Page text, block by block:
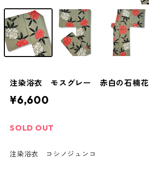
注染浴衣 モスグレー 赤白の石楠花
¥6,600
SOLD OUT
注染浴衣 コシノジュンコ